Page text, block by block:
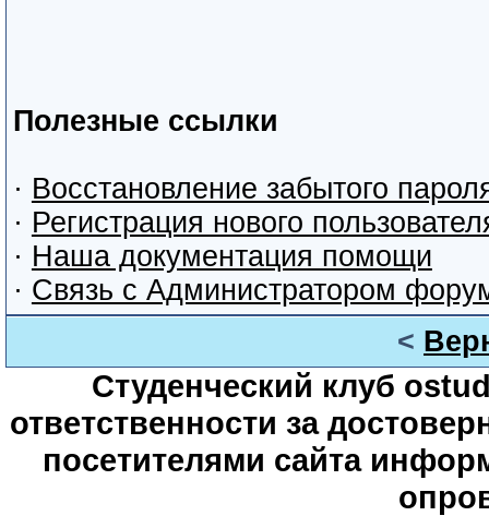
Полезные ссылки
· Восстановление забытого
· Регистрация нового
· Наша документация помощи
· Связь с Администратором
<
Студенческий клуб
ответственности за
посетителями сайта